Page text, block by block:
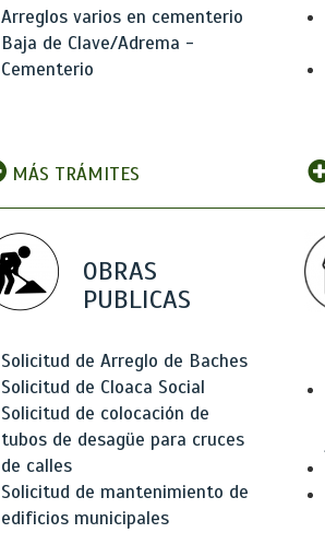
Arreglos varios en cementerio
Baja de Clave/Adrema -
Cementerio
MÁS TRÁMITES
OBRAS
PUBLICAS
Solicitud de Arreglo de Baches
Solicitud de Cloaca Social
Solicitud de colocación de
tubos de desagüe para cruces
de calles
Solicitud de mantenimiento de
edificios municipales